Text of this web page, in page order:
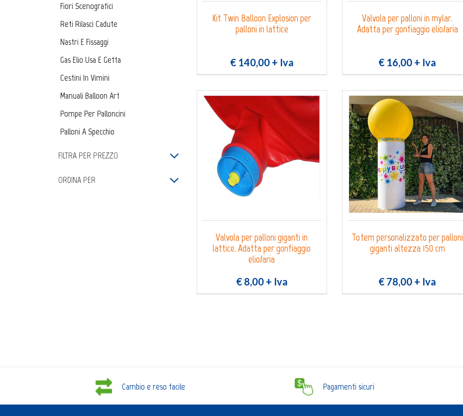
Fiori Scenografici
Reti Rilasci Cadute
Nastri E Fissaggi
Gas Elio Usa E Getta
Cestini In Vimini
Manuali Balloon Art
Pompe Per Palloncini
Palloni A Specchio
FILTRA PER PREZZO
ORDINA PER
Kit Twin Balloon Explosion per
palloni in lattice
€ 140,00+ Iva
Valvola per palloni in mylar.
Adatta per gonfiaggio elio/aria
€ 16,00 + Iva
Valvola per palloni giganti in
lattice. Adatta per gonfiaggio
elio/aria
€ 8,00+ Iva
Totem personalizzato per palloni
giganti altezza 150 cm
€ 78,00 + Iva
Cambio e reso facile Pagamenti sicuri